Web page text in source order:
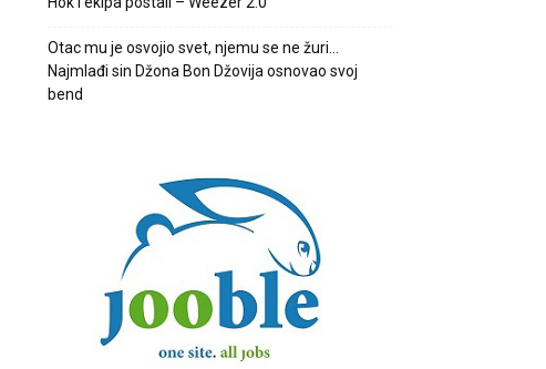
Otac mu je osvojio svet, njemu se ne žuri…
Najmlađi sin Džona Bon Džovija osnovao svoj
bend